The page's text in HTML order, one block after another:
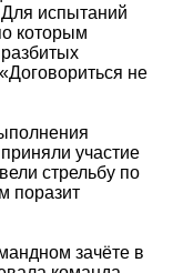
Для испытаний
которым
не
участие
стрельбу по
поразит
зачёте в